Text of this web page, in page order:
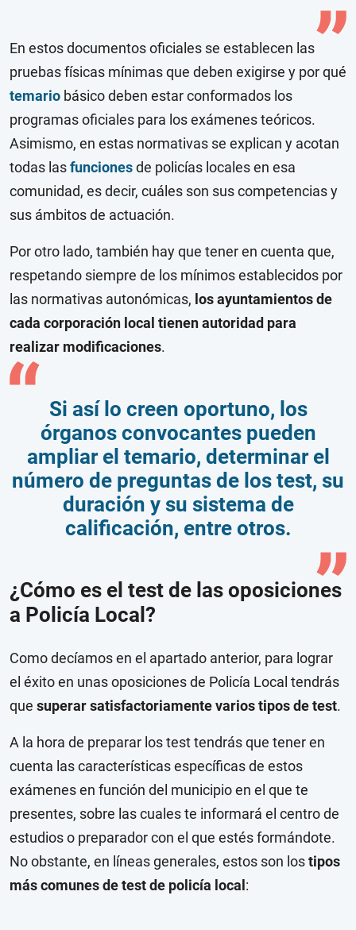
En estos documentos oficiales se establecen las
pruebas físicas mínimas que deben exigirse y por qué
temario básico deben estar conformados los
programas oficiales para los exámenes teóricos.
Asimismo, en estas normativas se explican y acotan
todas lasfuncionesde policías locales en esa
comunidad, es decir, cuáles son sus competencias y
sus ámbitos de actuación.
Por otro lado, también hay que tener en cuenta que,
respetando siempre de los mínimos establecidos por
las normativas autonómicas, los ayuntamientos de
cada corporación local tienen autoridad para
realizar modificaciones.
Si así lo creen oportuno, los
órganos convocantes pueden
ampliar el temario, determinar el
número de preguntas de los test, su
duración y su sistema de
calificación, entre otros.
¿Cómo es el test de las oposiciones
a Policía Local?
Como decíamos en el apartado anterior, para lograr
el éxito en unas oposiciones de Policía Local tendrás
que superar satisfactoriamente varios tipos de test.
A la hora de preparar los test tendrás que tener en
cuenta las características específicas de estos
exámenes en función del municipio en el que te
presentes, sobre las cuales te informará el centro de
estudios o preparador con el que estés formándote.
No obstante, en líneas generales, estos son lostipos
más comunes de test de policía local :